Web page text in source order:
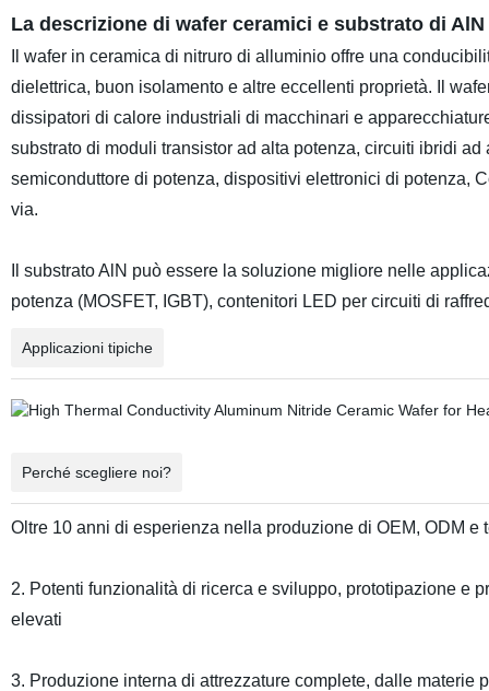
La descrizione di wafer ceramici e substrato di
Il wafer in ceramica di nitruro di alluminio offre una
dielettrica, buon isolamento e altre eccellenti proprietà. Il
dissipatori di calore industriali di macchinari e
substrato di moduli transistor ad alta potenza, circuiti ibridi
semiconduttore di potenza, dispositivi elettronici di potenza,
via.
Il substrato AlN può essere la soluzione migliore nelle
potenza (MOSFET, IGBT), contenitori LED per circuiti di
Applicazioni tipiche
Perché scegliere noi?
Oltre 10 anni di esperienza nella produzione di OEM, ODM e
2. Potenti funzionalità di ricerca e sviluppo, prototipazione e
elevati
3. Produzione interna di attrezzature complete, dalle materie